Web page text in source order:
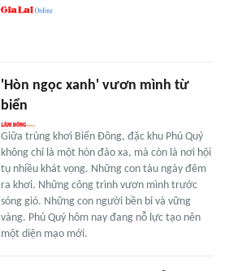
'Hòn ngọc xanh' vươn mình từ
biển
Giữa trùng khơi Biển Đông, đặc khu Phú Quý
không chỉ là một hòn đảo xa, mà còn là nơi hội
tụ nhiều khát vọng. Những con tàu ngày đêm
ra khơi. Những công trình vươn mình trước
sóng gió. Những con người bền bỉ và vững
vàng. Phú Quý hôm nay đang nỗ lực tạo nên
một diện mạo mới.